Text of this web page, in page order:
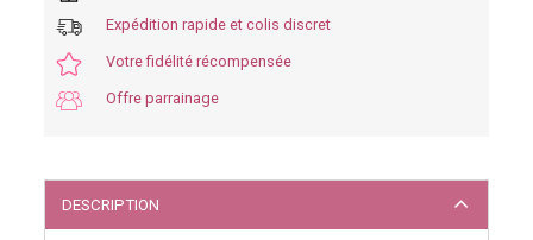
Expédition rapide et colis discret
Votre fidélité récompensée
Offre parrainage
DESCRIPTION